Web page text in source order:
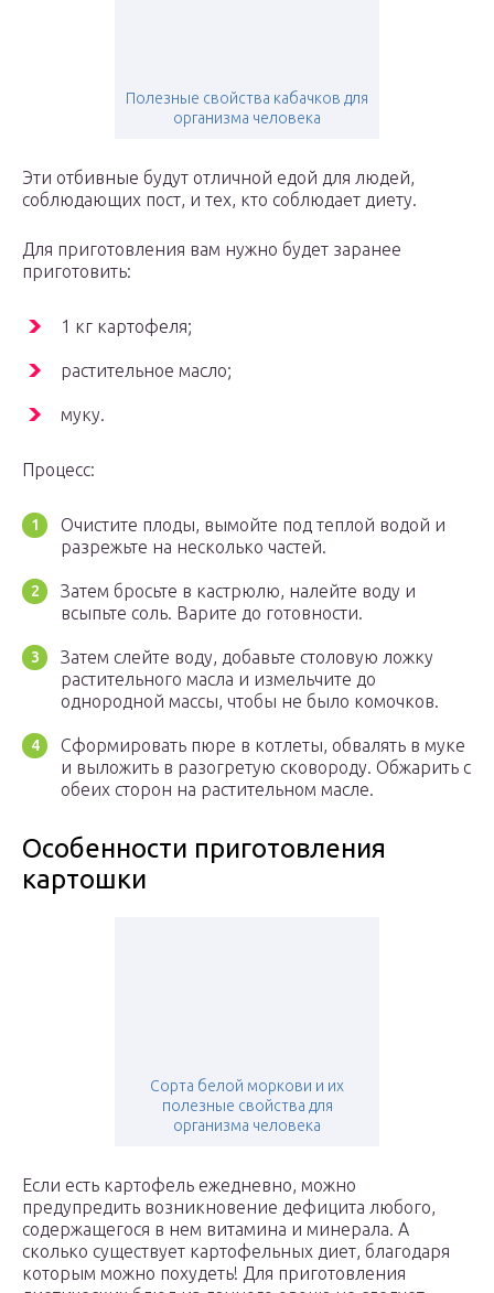
Полезные свойства кабачков для
организма человека
Эти отбивные будут отличной едой для людей,
соблюдающих пост, и тех, кто соблюдает диету.
Для приготовления вам нужно будет заранее
приготовить:
1 кг картофеля;
растительное масло;
муку.
Процесс:
Очистите плоды, вымойте под теплой водой и
разрежьте на несколько частей.
Затем бросьте в кастрюлю, налейте воду и
всыпьте соль. Варите до готовности.
Затем слейте воду, добавьте столовую ложку
растительного масла и измельчите до
однородной массы, чтобы не было комочков.
Сформировать пюре в котлеты, обвалять в муке
и выложить в разогретую сковороду. Обжарить с
обеих сторон на растительном масле.
Особенности приготовления
картошки
Сорта белой моркови и их
полезные свойства для
организма человека
Если есть картофель ежедневно, можно
предупредить возникновение дефицита любого,
содержащегося в нем витамина и минерала. А
сколько существует картофельных диет, благодаря
которым можно похудеть! Для приготовления